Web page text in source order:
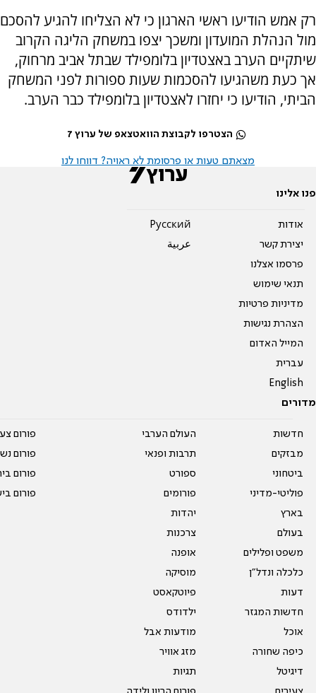
רק אמש הודיעו ראשי הארגון כי לא הצליחו להגיע להסכם
מול הנהלת המועדון ומשכך יצפו במשחק הליגה הקרוב
שיתקיים הערב באצטדיון בלומפילד שבתל אביב מרחוק,
אך כעת משהגיעו להסכמות שעות ספורות לפני המשחק
הביתי, הודיעו כי יחזרו לאצטדיון בלומפילד כבר הערב.
הצטרפו לקבוצת הוואטצאפ של ערוץ 7
מצאתם טעות או פרסומת לא ראויה? דווחו לנו
פנו אלינו
אודות
יצירת קשר
פרסמו אצלנו
תנאי שימוש
מדיניות פרטיות
הצהרת נגישות
המייל האדום
עברית
English
Pусский
عربية
מדורים
חדשות
מבזקים
ביטחוני
פוליטי-מדיני
בארץ
בעולם
משפט ופלילים
כלכלה ונדל"ן
דעות
חדשות המגזר
אוכל
כיפה שחורה
דיגיטל
העולם הערבי
תרבות ופנאי
ספורט
פורומים
יהדות
צרכנות
אופנה
מוסיקה
פיוטקאסט
ילדודס
מודעות אבל
מזג אוויר
תגיות
פורום
פורום
פורום
פורום